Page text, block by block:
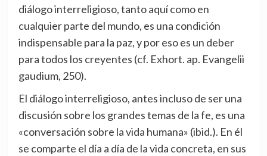
diálogo interreligioso, tanto aquí como en
cualquier parte del mundo, es una condición
indispensable para la paz, y por eso es un deber
para todos los creyentes (cf. Exhort. ap. Evangelii
gaudium, 250).
El diálogo interreligioso, antes incluso de ser una
discusión sobre los grandes temas de la fe, es una
«conversación sobre la vida humana» (ibid.). En él
se comparte el día a día de la vida concreta, en sus